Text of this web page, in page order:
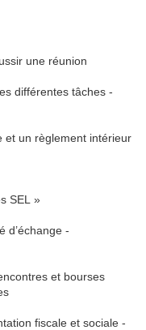
une réunion
différentes tâches -
et un règlement intérieur
SEL »
d’échange -
et bourses
fiscale et sociale -